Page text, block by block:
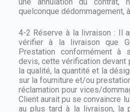
quelconque dédommagement,
4-2 Réserve à la livraison : Il
vérifier à la livraison que
Prestation conformément à
devis, cette vérification devant
la qualité, la quantité et la
sur la fourniture et/ou
réclamation pour vices/
Client aurait pu se convaincre
au plus tard à la livraison, la